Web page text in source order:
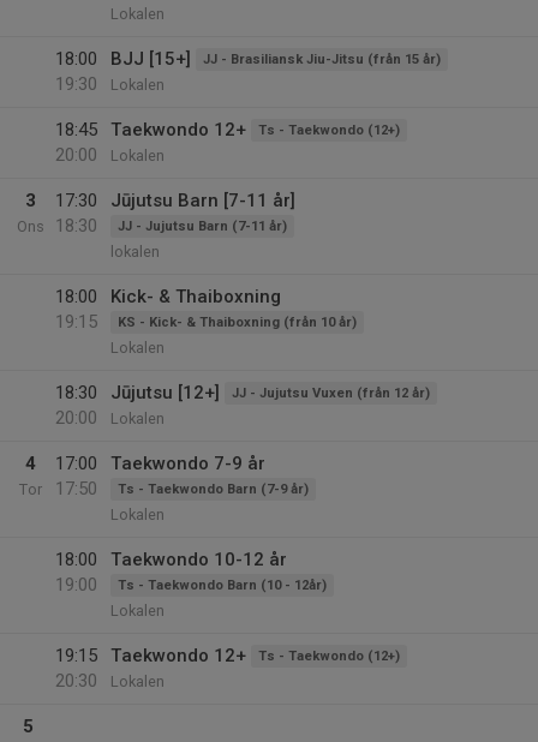
Lokalen
18:00
19:30
BJJ [15+] JJ - Brasiliansk Jiu-Jitsu (från 15 år)
Lokalen
18:45
20:00
Taekwondo 12+ Ts - Taekwondo (12+)
Lokalen
3
Ons
17:30
18:30
Jūjutsu Barn [7-11 år]
JJ - Jujutsu Barn (7-11 år)
lokalen
18:00
19:15
Kick- & Thaiboxning
KS - Kick- & Thaiboxning (från 10 år)
Lokalen
18:30
20:00
Jūjutsu [12+] JJ - Jujutsu Vuxen (från 12 år)
Lokalen
4
Tor
17:00
17:50
Taekwondo 7-9 år
Ts - Taekwondo Barn (7-9 år)
Lokalen
18:00
19:00
Taekwondo 10-12 år
Ts - Taekwondo Barn (10 - 12år)
Lokalen
19:15
20:30
Taekwondo 12+ Ts - Taekwondo (12+)
Lokalen
5